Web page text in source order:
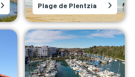
Plage de Plentzia